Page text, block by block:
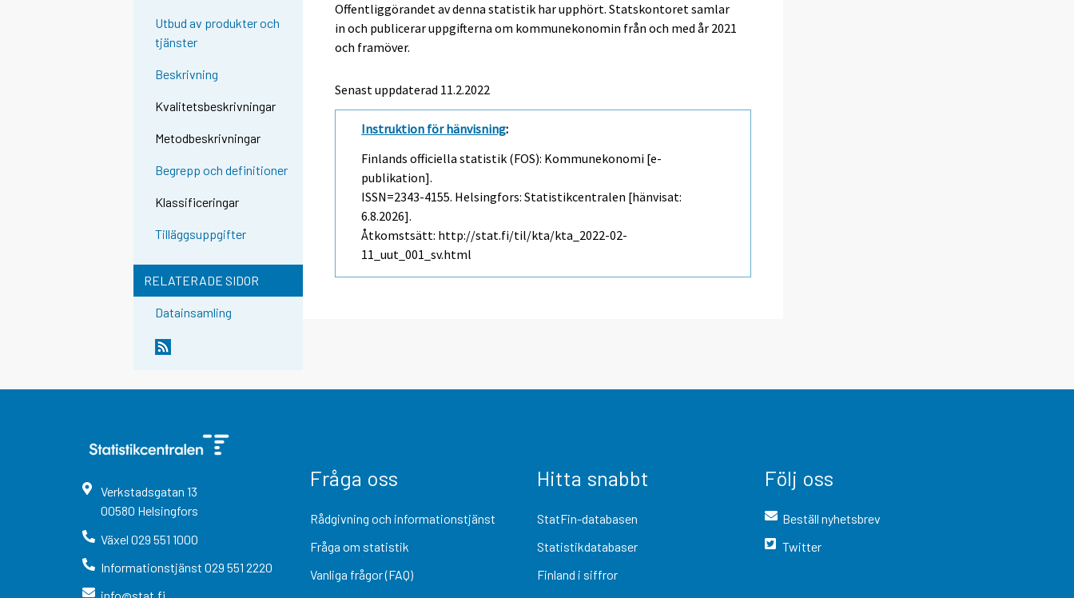
Utbud av produkter och
tjänster
Beskrivning
Kvalitetsbeskrivningar
Metodbeskrivningar
Begrepp och definitioner
Klassificeringar
Tilläggsuppgifter
RELATERADE SIDOR
Datainsamling
Offentliggörandet av denna statistik har upphört. Statskontoret samlar
in och publicerar uppgifterna om kommunekonomin från och med år 2021
och framöver.
Senast uppdaterad 11.2.2022
Instruktion för hänvisning:
Finlands officiella statistik (FOS): Kommunekonomi [e-
publikation].
ISSN=2343-4155. Helsingfors: Statistikcentralen [hänvisat:
6.8.2026].
Åtkomstsätt: http://stat.fi/til/kta/kta_2022-02-
11_uut_001_sv.html
Verkstadsgatan 13
00580 Helsingfors
Växel 029 551 1000
Informationstjänst 029 551 2220
Fråga oss
Rådgivning och informationstjänst
Fråga om statistik
Vanliga frågor (FAQ)
Hitta snabbt
StatFin-databasen
Statistikdatabaser
Finland i siffror
Följ oss
Beställ nyhetsbrev
Twitter